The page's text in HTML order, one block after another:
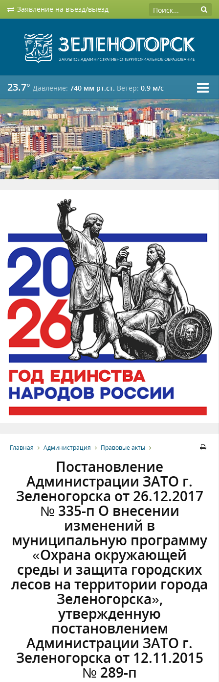
Заявление на въезд/выезд
23.7° Давление: 740 мм рт.ст. Ветер: 0.9 м/c
Главная Администрация Правовые акты
Постановление
Администрации ЗАТО г.
Зеленогорска от 26.12.2017
№ 335-п О внесении
изменений в
муниципальную программу
«Охрана окружающей
среды и защита городских
лесов на территории города
Зеленогорска»,
утвержденную
постановлением
Администрации ЗАТО г.
Зеленогорска от 12.11.2015
№ 289-п